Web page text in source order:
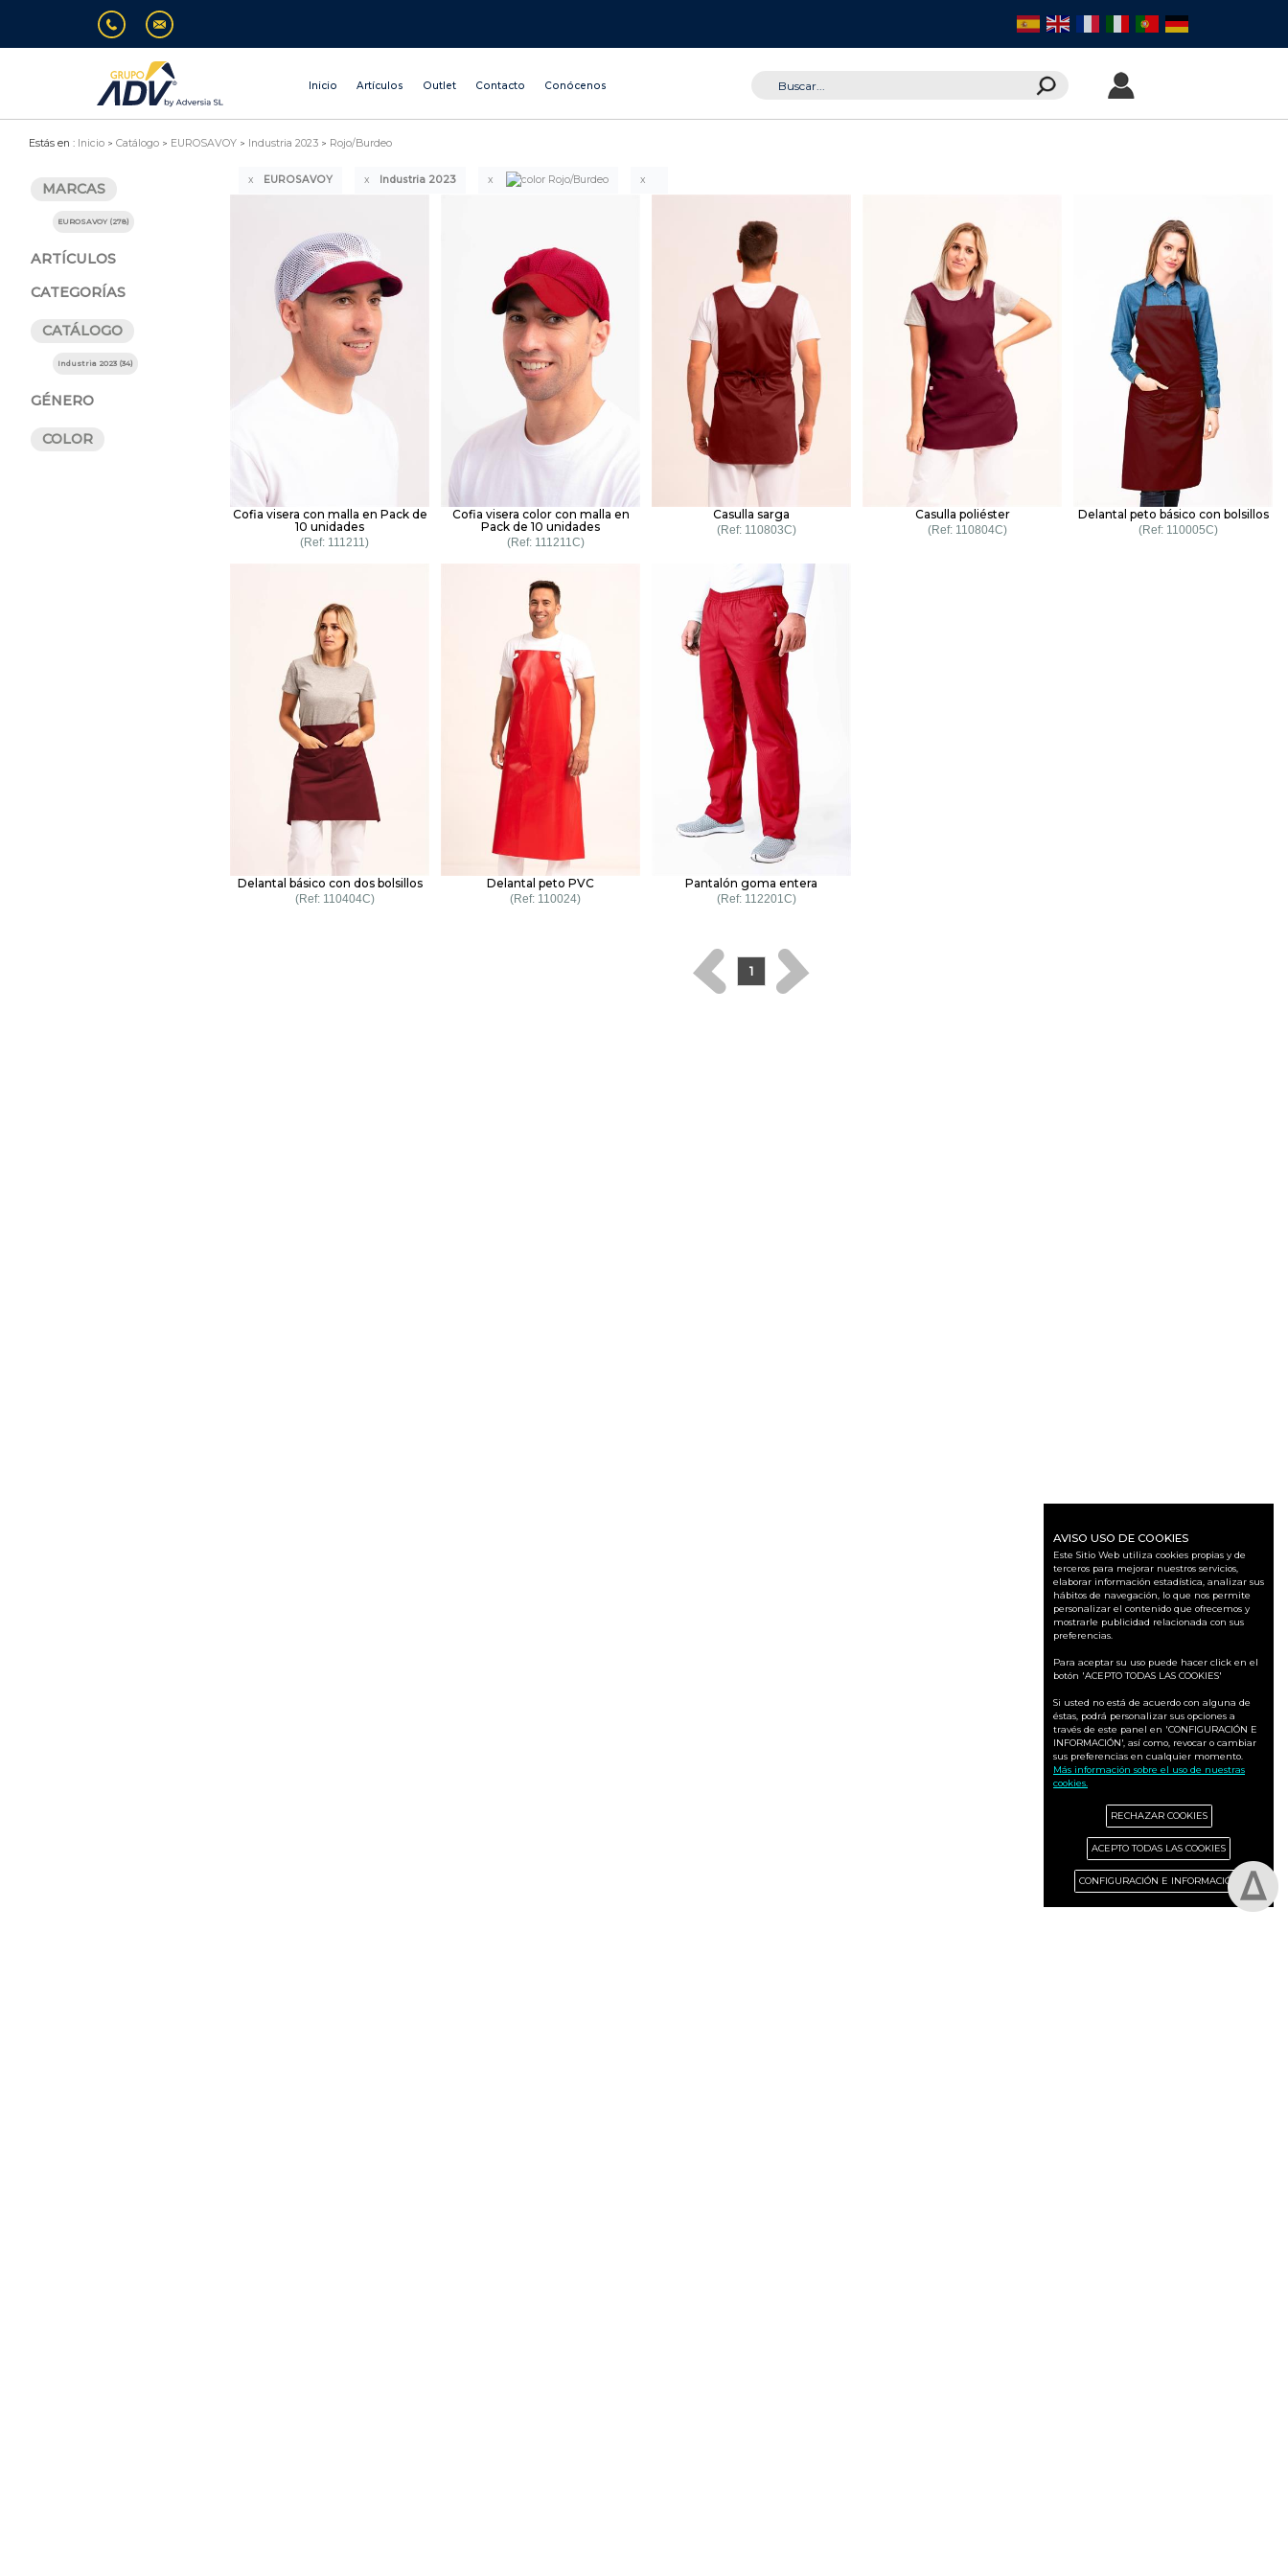
Inicio Artículos Outlet Contacto Conócenos
Estás en : Inicio Catálogo EUROSAVOY Industria 2023 Rojo/Burdeo
MARCAS
EUROSAVOY (278)
ARTÍCULOS
CATEGORÍAS
CATÁLOGO
Industria 2023 (34)
GÉNERO
COLOR
EUROSAVOY Industria 2023
Cofia visera con malla en Pack de
10 unidades
111211
Cofia visera color con malla en
Pack de 10 unidades
111211C
Casulla sarga
110803C
Casulla poliéster
110804C
Delantal peto básico con bolsillos
110005C
Delantal básico con dos bolsillos
110404C
Delantal peto PVC
110024
Pantalón goma entera
112201C
1
AVISO USO DE COOKIES
Este Sitio Web utiliza cookies propias y de
terceros para mejorar nuestros servicios,
elaborar información estadística, analizar sus
hábitos de navegación, lo que nos permite
personalizar el contenido que ofrecemos y
mostrarle publicidad relacionada con sus
preferencias.
Para aceptar su uso puede hacer click en el
botón 'ACEPTO TODAS LAS COOKIES'
Si usted no está de acuerdo con alguna de
éstas, podrá personalizar sus opciones a
través de este panel en 'CONFIGURACIÓN E
INFORMACIÓN', así como, revocar o cambiar
sus preferencias en cualquier momento.
Más información sobre el uso de nuestras
cookies.
RECHAZAR COOKIES
ACEPTO TODAS LAS COOKIES
CONFIGURACIÓN E INFORMACIÓN